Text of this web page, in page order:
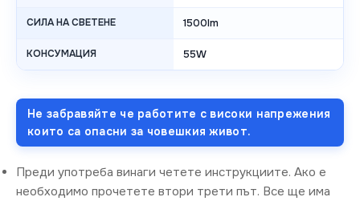
СИЛА НА СВЕТЕНЕ 1500lm
КОНСУМАЦИЯ 55W
Не забравяйте че работите с високи напрежения
които са опасни за човешкия живот.
Преди употреба винаги четете инструкциите. Ако е
необходимо прочетете втори трети път. Все ще има